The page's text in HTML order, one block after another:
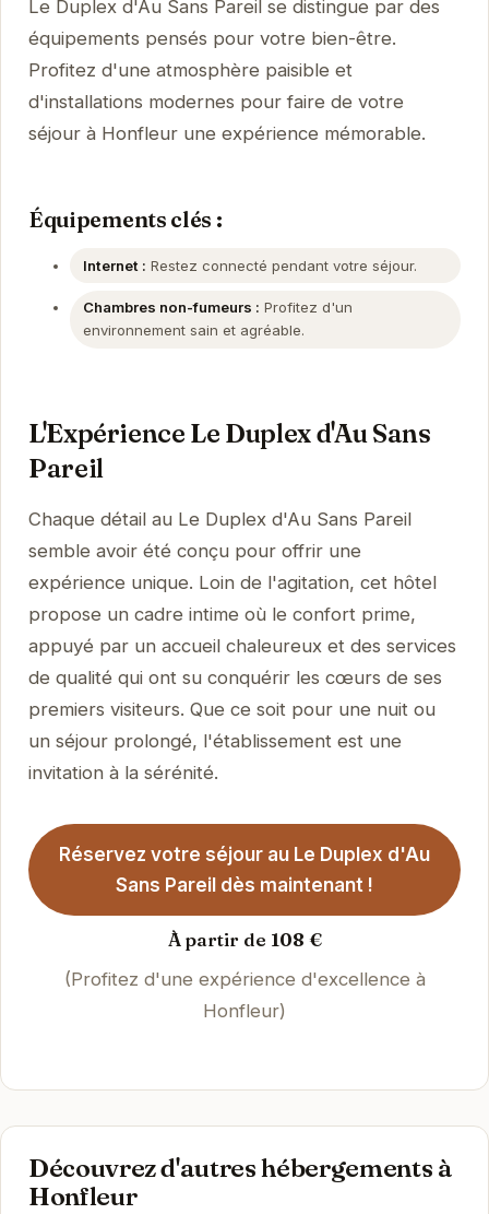
Le Duplex d'Au Sans Pareil se distingue par des
équipements pensés pour votre bien-être.
Profitez d'une atmosphère paisible et
d'installations modernes pour faire de votre
séjour à Honfleur une expérience mémorable.
Équipements clés :
Internet : Restez connecté pendant votre séjour.
Chambres non-fumeurs : Profitez d'un
environnement sain et agréable.
L'Expérience Le Duplex d'Au Sans
Pareil
Chaque détail au Le Duplex d'Au Sans Pareil
semble avoir été conçu pour offrir une
expérience unique. Loin de l'agitation, cet hôtel
propose un cadre intime où le confort prime,
appuyé par un accueil chaleureux et des services
de qualité qui ont su conquérir les cœurs de ses
premiers visiteurs. Que ce soit pour une nuit ou
un séjour prolongé, l'établissement est une
invitation à la sérénité.
Réservez votre séjour au Le Duplex d'Au
Sans Pareil dès maintenant !
À partir de 108 €
(Profitez d'une expérience d'excellence à
Honfleur)
Découvrez d'autres hébergements à
Honfleur